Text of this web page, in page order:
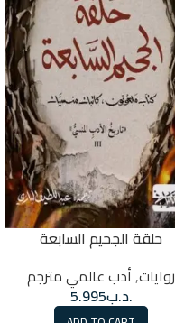
حلقة الجحيم السابعة
روايات,أدب عالمي مترجم
.د.ب5.995